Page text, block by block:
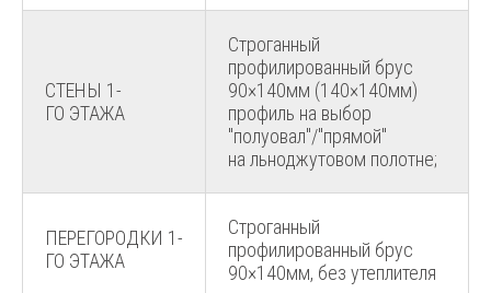
СТЕНЫ 1-
ГО ЭТАЖА
Строганный
профилированный брус
90×140мм (140×140мм)
профиль на выбор
"полуовал"/"прямой"
на льноджутовом полотне;
ПЕРЕГОРОДКИ 1-
ГО ЭТАЖА
Строганный
профилированный брус
90×140мм, без утеплителя